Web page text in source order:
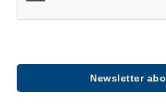
Newsletter